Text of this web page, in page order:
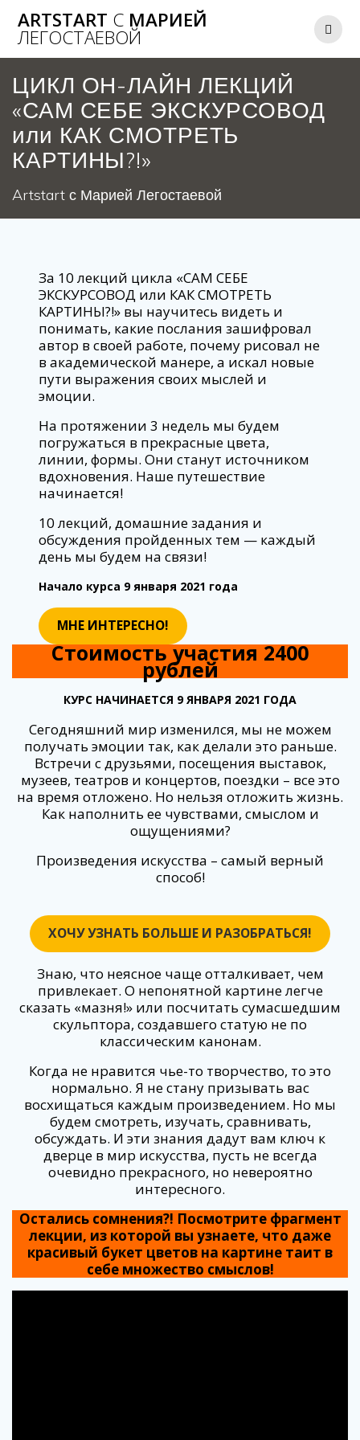
содержимому
ARTSTART С МАРИЕЙ
ЛЕГОСТАЕВОЙ
ЦИКЛ ОН-ЛАЙН ЛЕКЦИЙ
«САМ СЕБЕ ЭКСКУРСОВОД
или КАК СМОТРЕТЬ
КАРТИНЫ?!»
Artstart с Марией Легостаевой
За 10 лекций цикла «САМ СЕБЕ
ЭКСКУРСОВОД или КАК СМОТРЕТЬ
КАРТИНЫ?!» вы научитесь видеть и
понимать, какие послания зашифровал
автор в своей работе, почему рисовал не
в академической манере, а искал новые
пути выражения своих мыслей и
эмоции.
На протяжении 3 недель мы будем
погружаться в прекрасные цвета,
линии, формы. Они станут источником
вдохновения. Наше путешествие
начинается!
10 лекций, домашние задания и
обсуждения пройденных тем — каждый
день мы будем на связи!
Начало курса 9 января 2021 года
МНЕ ИНТЕРЕСНО!
Стоимость участия2400
рублей
КУРС НАЧИНАЕТСЯ 9 ЯНВАРЯ 2021 ГОДА
Сегодняшний мир изменился, мы не можем
получать эмоции так, как делали это раньше.
Встречи с друзьями, посещения выставок,
музеев, театров и концертов, поездки – все это
на время отложено. Но нельзя отложить жизнь.
Как наполнить ее чувствами, смыслом и
ощущениями?
Произведения искусства – самый верный
способ!
ХОЧУ УЗНАТЬ БОЛЬШЕ И РАЗОБРАТЬСЯ!
Знаю, что неясное чаще отталкивает, чем
привлекает. О непонятной картине легче
сказать «мазня!» или посчитать сумасшедшим
скульптора, создавшего статую не по
классическим канонам.
Когда не нравится чье-то творчество, то это
нормально. Я не стану призывать вас
восхищаться каждым произведением. Но мы
будем смотреть, изучать, сравнивать,
обсуждать. И эти знания дадут вам ключ к
дверце в мир искусства, пусть не всегда
очевидно прекрасного, но невероятно
интересного.
Остались сомнения?! Посмотрите фрагмент
лекции, из которой вы узнаете, что даже
красивый букет цветов на картине таит в
себе множество смыслов!